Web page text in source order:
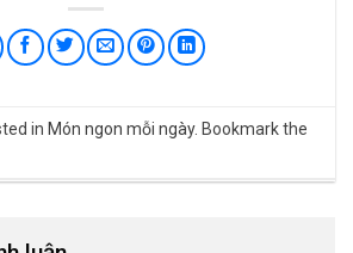
in Món ngon mỗi ngày. Bookmark the